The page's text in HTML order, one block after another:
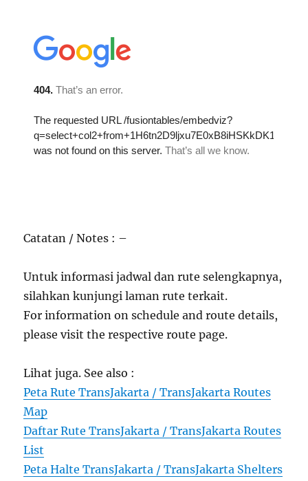
Catatan / Notes : –
Untuk informasi jadwal dan rute selengkapnya,
silahkan kunjungi laman rute terkait.
For information on schedule and route details,
please visit the respective route page.
Lihat juga. See also :
Peta Rute TransJakarta / TransJakarta Routes
Map
Daftar Rute TransJakarta / TransJakarta Routes
List
Peta Halte TransJakarta / TransJakarta Shelters